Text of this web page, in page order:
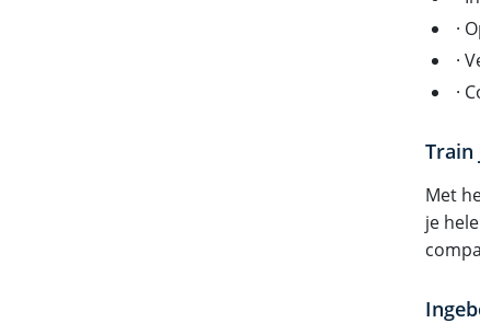
·
·
·
Train
Met
je